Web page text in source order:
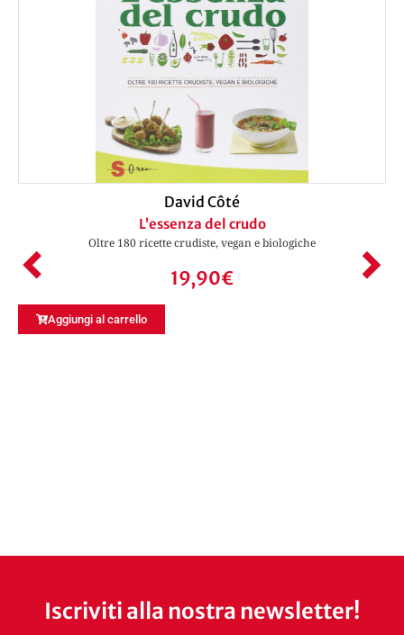
David Côté
L’essenza del crudo
Oltre 180 ricette crudiste, vegan e biologiche
19,90€
Aggiungi al carrello
Iscriviti alla nostra newsletter!